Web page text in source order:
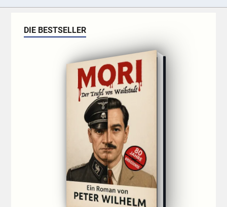
DIE BESTSELLER